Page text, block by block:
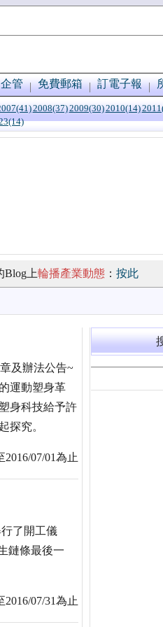
管 免費郵箱 訂電子報
2008(37)2009(30)2010(14)
上輪播產業動態： 按此
及辦法公告~
運動塑身革
身科技給予許
探究。
07/01為止
了開工儀
鏈條最後一
07/31為止